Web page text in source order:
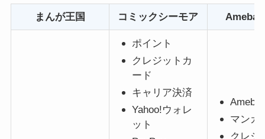
まんが王国 コミックシーモア Ameba
ポイント
クレジットカ
ード
キャリア決済
Yahoo!ウォレ
ット
Ameba
マンガ
クレジ